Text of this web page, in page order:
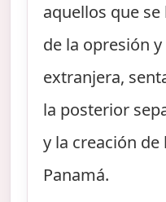
aquellos que
de la opresión
extranjera,
la posterior
y la creación de
Panamá.